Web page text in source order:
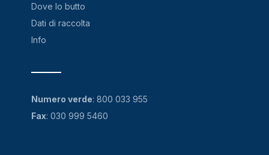
Dove lo butto
Dati di raccolta
Info
Numero verde: 800 033 955
Fax: 030 999 5460